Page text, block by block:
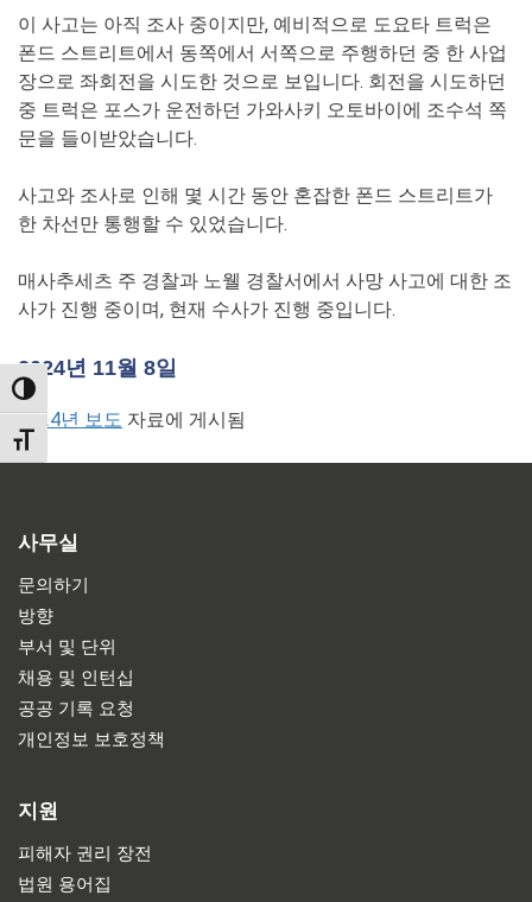
TOGGLE HIGH CONTRAST
TOGGLE FONT SIZE
이 사고는 아직 조사 중이지만, 예비적으로 도요타 트럭은
폰드 스트리트에서 동쪽에서 서쪽으로 주행하던 중 한 사업
장으로 좌회전을 시도한 것으로 보입니다. 회전을 시도하던
중 트럭은 포스가 운전하던 가와사키 오토바이에 조수석 쪽
문을 들이받았습니다.
사고와 조사로 인해 몇 시간 동안 혼잡한 폰드 스트리트가
한 차선만 통행할 수 있었습니다.
매사추세츠 주 경찰과 노웰 경찰서에서 사망 사고에 대한 조
사가 진행 중이며, 현재 수사가 진행 중입니다.
2024년 11월 8일
2024년 보도 자료에 게시됨
사무실
문의하기
방향
부서 및 단위
채용 및 인턴십
공공 기록 요청
개인정보 보호정책
지원
피해자 권리 장전
법원 용어집